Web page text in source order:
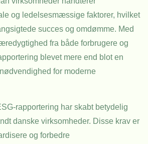
og ledelsesmæssige faktorer, hvilket
succes og omdømme. Med
fra både forbrugere og
blevet mere end blot en
for moderne
rapportering har skabt betydelig
danske virksomheder. Disse krav er
og forbedre